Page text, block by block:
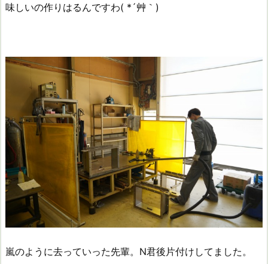
味しいの作りはるんですわ( *´艸｀)
嵐のように去っていった先輩。N君後片付けしてました。